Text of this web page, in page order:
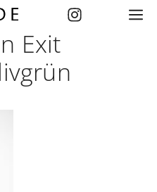
Exit